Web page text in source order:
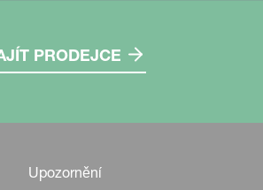
PRODEJCE
Upozornění